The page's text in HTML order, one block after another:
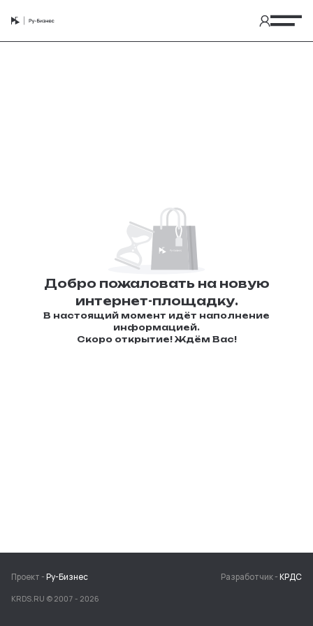
Добро пожаловать на новую
интернет-площадку.
В настоящий момент идёт наполнение
информацией.
Скоро открытие! Ждём Вас!
Проект - Ру-Бизнес Разработчик - КРДС
KRDS.RU © 2007 - 2026